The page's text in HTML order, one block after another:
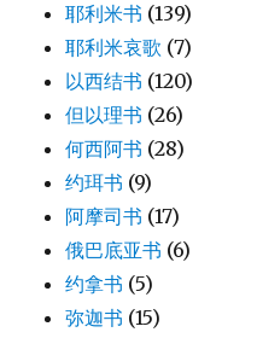
耶利米书 (139)
耶利米哀歌 (7)
以西结书 (120)
但以理书 (26)
何西阿书 (28)
约珥书 (9)
阿摩司书 (17)
俄巴底亚书 (6)
约拿书 (5)
弥迦书 (15)